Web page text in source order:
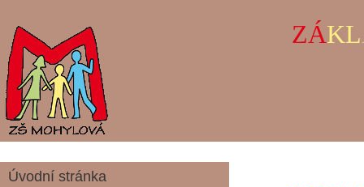
ZÁKL
Úvodní stránka